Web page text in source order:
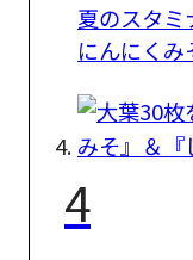
夏のスタミ
にんにく
4